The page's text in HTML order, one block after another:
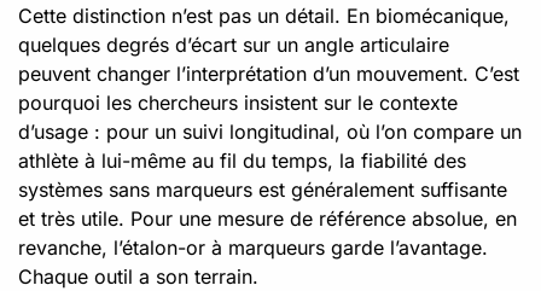
Cette distinction n’est pas un détail. En biomécanique,
quelques degrés d’écart sur un angle articulaire
peuvent changer l’interprétation d’un mouvement. C’est
pourquoi les chercheurs insistent sur le contexte
d’usage : pour un suivi longitudinal, où l’on compare un
athlète à lui-même au fil du temps, la fiabilité des
systèmes sans marqueurs est généralement suffisante
et très utile. Pour une mesure de référence absolue, en
revanche, l’étalon-or à marqueurs garde l’avantage.
Chaque outil a son terrain.